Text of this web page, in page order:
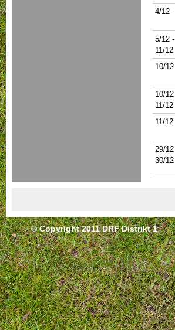
4/12
5/12 -
11/12
10/12
10/12
11/12
11/12
29/12
30/12
© Copyright 2011 DRF Distrikt 1